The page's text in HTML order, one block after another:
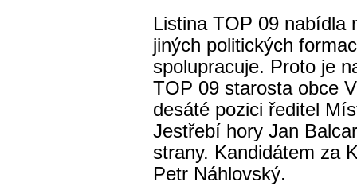
Listina TOP 09 nabídla
jiných politických
spolupracuje. Proto je
TOP 09 starosta obce
desáté pozici ředitel
Jestřebí hory Jan
strany. Kandidátem za
Petr Náhlovský.